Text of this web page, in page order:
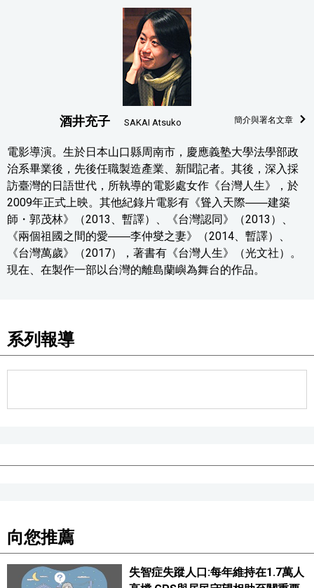
酒井充子 SAKAI Atsuko 簡介與署名文章
電影導演。生於日本山口縣周南市，慶應義塾大學法學部政
治系畢業後，先後任職製造產業、新聞記者。其後，深入採
訪臺灣的日語世代，所執導的電影處女作《台灣人生》，於
2009年正式上映。其他紀錄片電影有《聳入天際――建築
師・郭茂林》（2013、暫譯）、《台灣認同》（2013）、
《兩個祖國之間的愛――李仲燮之妻》（2014、暫譯）、
《台灣萬歲》（2017），著書有《台灣人生》（光文社）。
現在、在製作一部以台灣的離島蘭嶼為舞台的作品。
系列報導
向您推薦
失智症失蹤人口:每年維持在1.7萬人